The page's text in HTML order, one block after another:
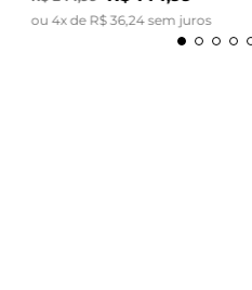
ou 4x de R$ 36, 24sem juros